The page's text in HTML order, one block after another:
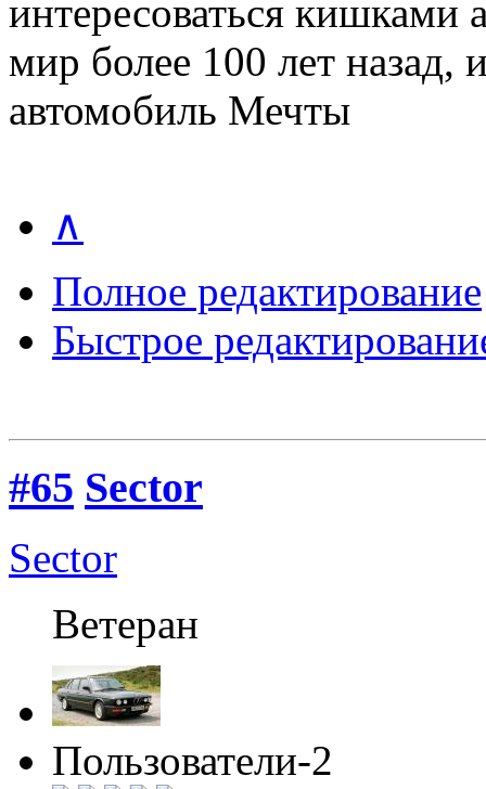
интересоваться кишками
мир более 100 лет назад,
автомобиль Мечты
∧
Полное редактирование
Быстрое
#65 Sector
Sector
Ветеран
Пользователи-2